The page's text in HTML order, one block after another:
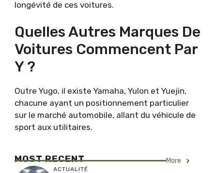
longévité de ces voitures.
Quelles Autres Marques De
Voitures Commencent Par
Y ?
Outre Yugo, il existe Yamaha, Yulon et Yuejin,
chacune ayant un positionnement particulier
sur le marché automobile, allant du véhicule de
sport aux utilitaires.
MOST RECENT More
ACTUALITÉ